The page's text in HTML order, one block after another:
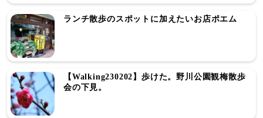
ランチ散歩のスポットに加えたいお店ポエム
【Walking230202】歩けた。野川公園観梅散歩
会の下見。